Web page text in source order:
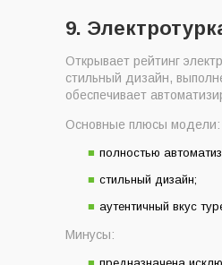
9.
Открывает рейтинг
стильный дизайн,
обеспечивает
Основные плюсы модели:
полностью
стильный дизайн;
аутентичный вкус
Минусы: